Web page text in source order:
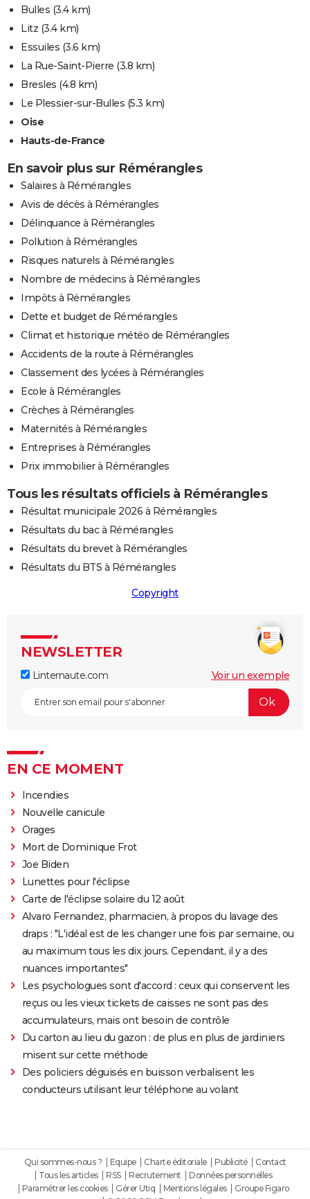
Bulles (3.4 km)
Litz (3.4 km)
Essuiles (3.6 km)
La Rue-Saint-Pierre (3.8 km)
Bresles (4.8 km)
Le Plessier-sur-Bulles (5.3 km)
Oise
Hauts-de-France
En savoir plus sur Rémérangles
Salaires à Rémérangles
Avis de décès à Rémérangles
Délinquance à Rémérangles
Pollution à Rémérangles
Risques naturels à Rémérangles
Nombre de médecins à Rémérangles
Impôts à Rémérangles
Dette et budget de Rémérangles
Climat et historique météo de Rémérangles
Accidents de la route à Rémérangles
Classement des lycées à Rémérangles
Ecole à Rémérangles
Crèches à Rémérangles
Maternités à Rémérangles
Entreprises à Rémérangles
Prix immobilier à Rémérangles
Tous les résultats officiels à Rémérangles
Résultat municipale 2026 à Rémérangles
Résultats du bac à Rémérangles
Résultats du brevet à Rémérangles
Résultats du BTS à Rémérangles
Copyright
NEWSLETTER
Linternaute.com Voir un exemple
EN CE MOMENT
Incendies
Nouvelle canicule
Orages
Mort de Dominique Frot
Joe Biden
Lunettes pour l'éclipse
Carte de l'éclipse solaire du 12 août
Alvaro Fernandez, pharmacien, à propos du lavage des
draps : "L'idéal est de les changer une fois par semaine, ou
au maximum tous les dix jours. Cependant, il y a des
nuances importantes"
Les psychologues sont d'accord : ceux qui conservent les
reçus ou les vieux tickets de caisses ne sont pas des
accumulateurs, mais ont besoin de contrôle
Du carton au lieu du gazon : de plus en plus de jardiniers
misent sur cette méthode
Des policiers déguisés en buisson verbalisent les
conducteurs utilisant leur téléphone au volant
Qui sommes-nous ? Equipe Charte éditoriale Publicité
Contact
Tous les articles
RSS Recrutement
Données personnelles
Paramétrer les cookies
Gérer Utiq Mentions légales
Groupe Figaro